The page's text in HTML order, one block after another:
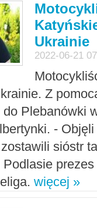
Ukrainie
2022-06-21
Z
Plebanówki
-
sióstr
więcej »